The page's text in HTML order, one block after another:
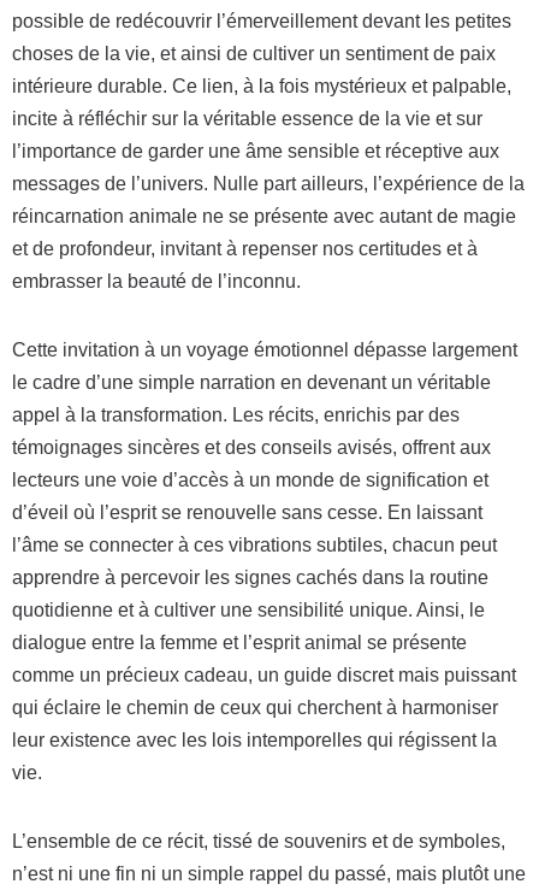
possible de redécouvrir l’émerveillement devant les petites
choses de la vie, et ainsi de cultiver un sentiment de paix
intérieure durable. Ce lien, à la fois mystérieux et palpable,
incite à réfléchir sur la véritable essence de la vie et sur
l’importance de garder une âme sensible et réceptive aux
messages de l’univers. Nulle part ailleurs, l’expérience de la
réincarnation animale ne se présente avec autant de magie
et de profondeur, invitant à repenser nos certitudes et à
embrasser la beauté de l’inconnu.
Cette invitation à un voyage émotionnel dépasse largement
le cadre d’une simple narration en devenant un véritable
appel à la transformation. Les récits, enrichis par des
témoignages sincères et des conseils avisés, offrent aux
lecteurs une voie d’accès à un monde de signification et
d’éveil où l’esprit se renouvelle sans cesse. En laissant
l’âme se connecter à ces vibrations subtiles, chacun peut
apprendre à percevoir les signes cachés dans la routine
quotidienne et à cultiver une sensibilité unique. Ainsi, le
dialogue entre la femme et l’esprit animal se présente
comme un précieux cadeau, un guide discret mais puissant
qui éclaire le chemin de ceux qui cherchent à harmoniser
leur existence avec les lois intemporelles qui régissent la
vie.
L’ensemble de ce récit, tissé de souvenirs et de symboles,
n’est ni une fin ni un simple rappel du passé, mais plutôt une